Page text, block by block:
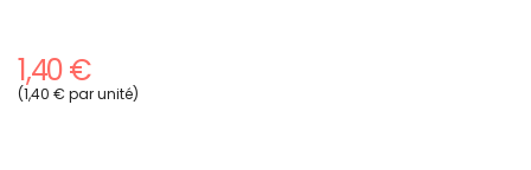
1,40 €
(1,40 € par unité)